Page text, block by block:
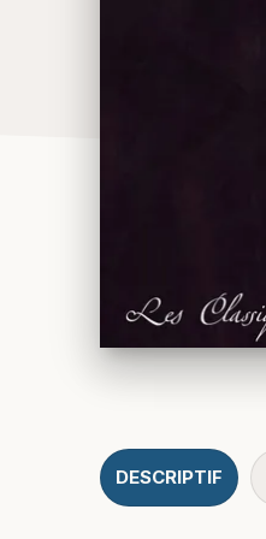
DESCRIPTIF